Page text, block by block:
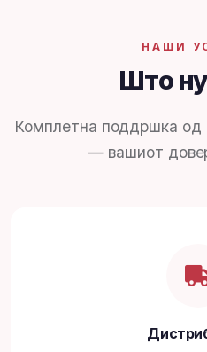
НАШИ
Што
Комплетна поддршка
— вашиот